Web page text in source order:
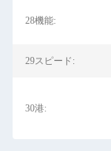
28機能:
29スピード:
30港: